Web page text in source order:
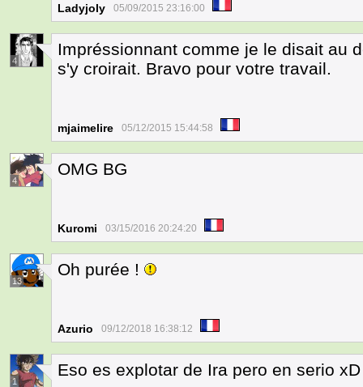
Ladyjoly 05/09/2015 23:16:00
4
Impréssionnant comme je le disait au
s'y croirait. Bravo pour votre travail.
mjaimelire 05/12/2015 15:44:58
4
OMG BG
Kuromi 03/15/2016 20:24:20
13
Oh purée !
Azurio 09/12/2018 16:38:12
1
Eso es explotar de Ira pero en serio xD